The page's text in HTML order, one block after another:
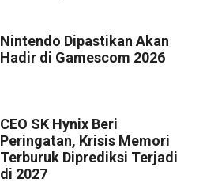
Nintendo Dipastikan Akan
Hadir di Gamescom 2026
CEO SK Hynix Beri
Peringatan, Krisis Memori
Terburuk Diprediksi Terjadi
di 2027